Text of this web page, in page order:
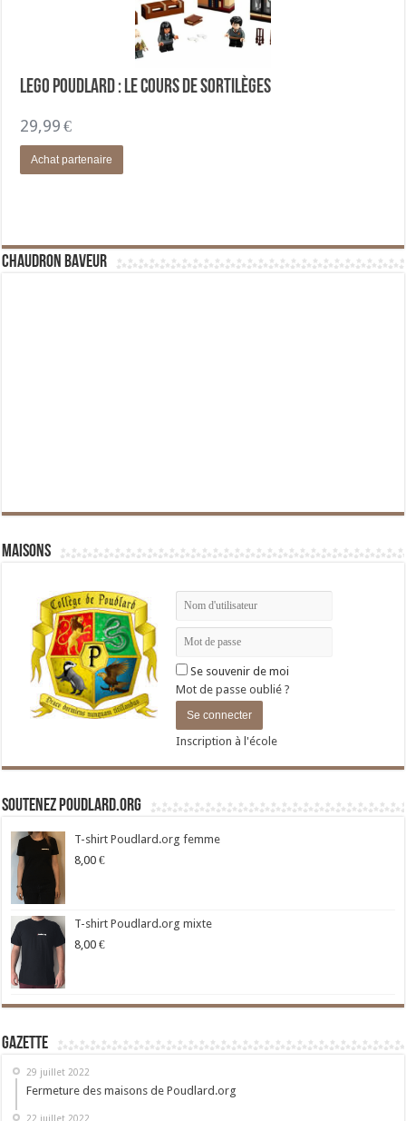
Lego Poudlard : le cours de sortilèges
29,99 €
Achat partenaire
Chaudron Baveur
Maisons
Se souvenir de moi
Mot de passe oublié ?
Inscription à l'école
Soutenez Poudlard.org
T-shirt Poudlard.org femme
8,00 €
T-shirt Poudlard.org mixte
8,00 €
Gazette
29 juillet 2022
Fermeture des maisons de Poudlard.org
22 juillet 2022